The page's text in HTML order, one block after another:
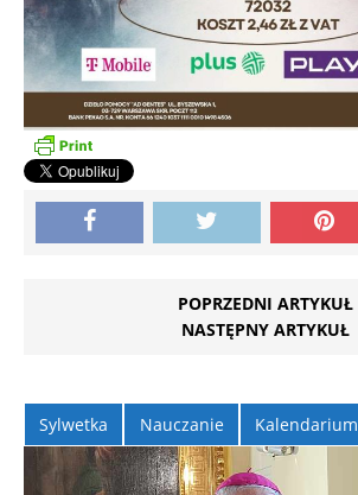
POPRZEDNI ARTYKUŁ
NASTĘPNY ARTYKUŁ
Sylwetka Nauczanie Kalendarium